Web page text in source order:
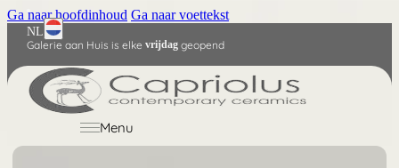
Ga naar hoofdinhoud Ga naar voettekst
Galerie aan Huis is elke vrijdaggeopend
NL
English
Menu